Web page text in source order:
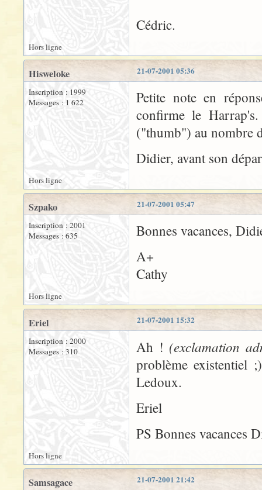
Cédric.
Hors ligne
21-07-2001 05:36
Hisweloke
Inscription : 1999
Messages : 1 622
Petite note en
confirme le
("thumb") au nombre
Didier, avant son
Hors ligne
21-07-2001 05:47
Szpako
Inscription : 2001
Messages : 635
Bonnes vacances,
A+
Cathy
Hors ligne
21-07-2001 15:32
Eriel
Inscription : 2000
Messages : 310
Ah ! (exclamation
problème existentiel
Ledoux.
Eriel
PS Bonnes vacances
Hors ligne
21-07-2001 21:42
Samsagace